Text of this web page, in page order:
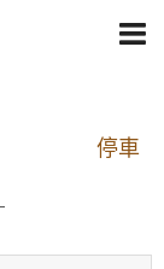
停車
山路1段139
愛的客戶加入